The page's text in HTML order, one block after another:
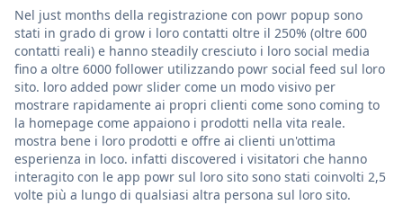
Nel just months della registrazione con powr popup sono
stati in grado di grow i loro contatti oltre il 250% (oltre 600
contatti reali) e hanno steadily cresciuto i loro social media
fino a oltre 6000 follower utilizzando powr social feed sul loro
sito. loro added powr slider come un modo visivo per
mostrare rapidamente ai propri clienti come sono coming to
la homepage come appaiono i prodotti nella vita reale.
mostra bene i loro prodotti e offre ai clienti un'ottima
esperienza in loco. infatti discovered i visitatori che hanno
interagito con le app powr sul loro sito sono stati coinvolti 2,5
volte più a lungo di qualsiasi altra persona sul loro sito.